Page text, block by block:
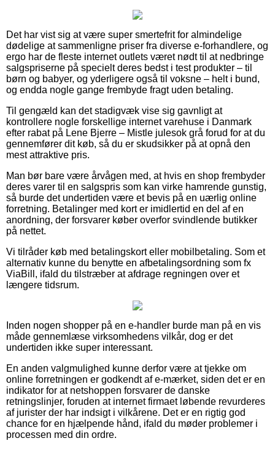
Det har vist sig at være super smertefrit for almindelige
dødelige at sammenligne priser fra diverse e-forhandlere, og
ergo har de fleste internet outlets været nødt til at nedbringe
salgspriserne på specielt deres bedst i test produkter – til
børn og babyer, og yderligere også til voksne – helt i bund,
og endda nogle gange frembyde fragt uden betaling.
Til gengæld kan det stadigvæk vise sig gavnligt at
kontrollere nogle forskellige internet varehuse i Danmark
efter rabat på Lene Bjerre – Mistle julesok grå forud for at du
gennemfører dit køb, så du er skudsikker på at opnå den
mest attraktive pris.
Man bør bare være årvågen med, at hvis en shop frembyder
deres varer til en salgspris som kan virke hamrende gunstig,
så burde det undertiden være et bevis på en uærlig online
forretning. Betalinger med kort er imidlertid en del af en
anordning, der forsvarer køber overfor svindlende butikker
på nettet.
Vi tilråder køb med betalingskort eller mobilbetaling. Som et
alternativ kunne du benytte en afbetalingsordning som fx
ViaBill, ifald du tilstræber at afdrage regningen over et
længere tidsrum.
Inden nogen shopper på en e-handler burde man på en vis
måde gennemlæse virksomhedens vilkår, dog er det
undertiden ikke super interessant.
En anden valgmulighed kunne derfor være at tjekke om
online forretningen er godkendt af e-mærket, siden det er en
indikator for at netshoppen forsvarer de danske
retningslinjer, foruden at internet firmaet løbende revurderes
af jurister der har indsigt i vilkårene. Det er en rigtig god
chance for en hjælpende hånd, ifald du møder problemer i
processen med din ordre.